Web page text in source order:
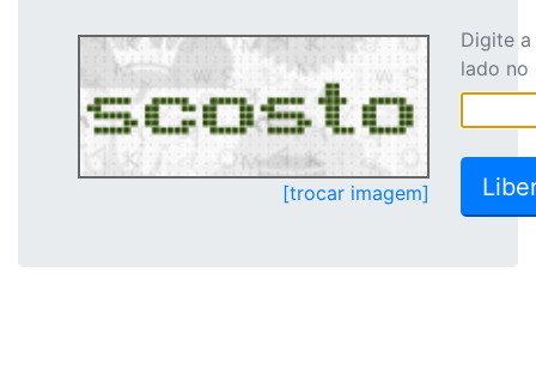
[trocar imagem]
Digite
lado no